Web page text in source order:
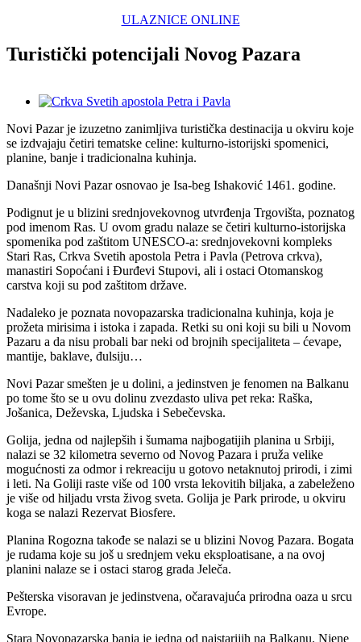
ULAZNICE ONLINE
Turistički potencijali Novog Pazara
View
Image
Novi Pazar je izuzetno zanimljiva turistička destinacija u okviru koje
se izdvajaju četiri tematske celine: kulturno-istorijski spomenici,
planine, banje i tradicionalna kuhinja.
Današnji Novi Pazar osnovao je Isa-beg Ishaković 1461. godine.
Podignut je u blizini srednjovekovnog utvrđenja Trgovišta, poznatog
pod imenom Ras. U ovom gradu nalaze se četiri kulturno-istorijska
spomenika pod zaštitom UNESCO-a: srednjovekovni kompleks
Stari Ras, Crkva Svetih apostola Petra i Pavla (Petrova crkva),
manastiri Sopoćani i Đurđevi Stupovi, ali i ostaci Otomanskog
carstva koji su pod zaštitom države.
Nadaleko je poznata novopazarska tradicionalna kuhinja, koja je
prožeta mirisima i istoka i zapada. Retki su oni koji su bili u Novom
Pazaru a da nisu probali bar neki od brojnih specijaliteta – ćevape,
mantije, baklave, đulsiju…
Novi Pazar smešten je u dolini, a jedinstven je fenomen na Balkanu
po tome što se u ovu dolinu zvezdasto uliva pet reka: Raška,
Jošanica, Deževska, Ljudska i Sebečevska.
Golija, jedna od najlepših i šumama najbogatijih planina u Srbiji,
nalazi se 32 kilometra severno od Novog Pazara i pruža velike
mogućnosti za odmor i rekreaciju u gotovo netaknutoj prirodi, i zimi
i leti. Na Goliji raste više od 100 vrsta lekovitih biljaka, a zabeleženo
je više od hiljadu vrsta živog sveta. Golija je Park prirode, u okviru
koga se nalazi Rezervat Biosfere.
Planina Rogozna takođe se nalazi se u blizini Novog Pazara. Bogata
je rudama koje su još u srednjem veku eksploatisane, a na ovoj
planini nalaze se i ostaci starog grada Jeleča.
Pešterska visoravan je jedinstvena, očaravajuća prirodna oaza u srcu
Evrope.
Stara Novopazarska banja je jedna od najstarijih na Balkanu. Njene